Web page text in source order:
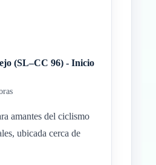
(SL–CC 96) - Inicio
amantes del ciclismo
ubicada cerca de